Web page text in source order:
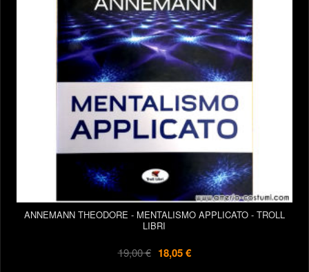
ANNEMANN THEODORE - MENTALISMO APPLICATO - TROLL
LIBRI
19,00 € 18,05 €